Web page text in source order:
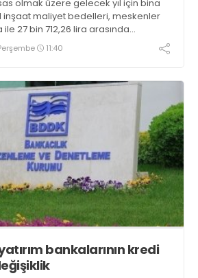
olmak üzere gelecek yıl için bina
maliyet bedelleri, meskenler
ile 27 bin 712,26 lira arasında
11:40
bankalarının kredi